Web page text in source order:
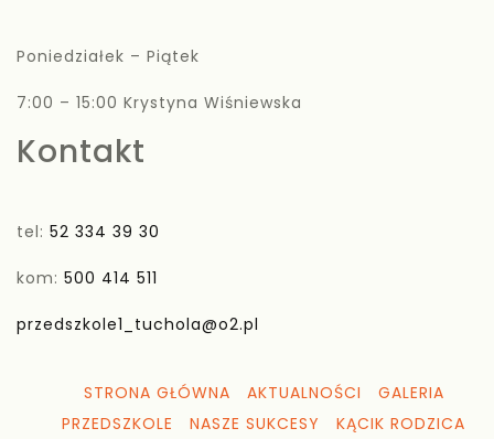
Poniedziałek – Piątek
7:00 – 15:00 Krystyna Wiśniewska
Kontakt
tel: 52 334 39 30
kom: 500 414 511
przedszkole1_tuchola@o2.pl
STRONA GŁÓWNA AKTUALNOŚCI
GALERIA
PRZEDSZKOLE
NASZE SUKCESY KĄCIK RODZICA